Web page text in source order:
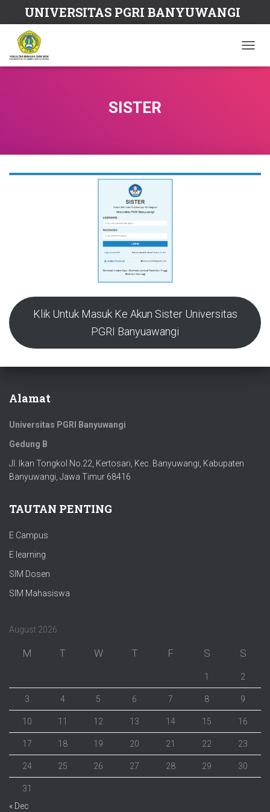
UNIVERSITAS PGRI BANYUWANGI
O
SISTER
Klik Untuk Masuk Ke Akun Sister Universitas
PGRI Banyuawangi
Alamat
Universitas PGRI Banyuwangi
Gedung B
Jl. Ikan Tongkol No.22, Kertosari, Kec. Banyuwangi, Kabupaten
Banyuwangi, Jawa Timur 68416
TAUTAN PENTING
E Campus
E learning
SIM Dosen
SIM Mahasiswa
August 2026
M T W T F S S
1 2
3 4 5 6 7 8 9
10 11 12 13 14 15 16
17 18 19 20 21 22 23
24 25 26 27 28 29 30
31
« Dec